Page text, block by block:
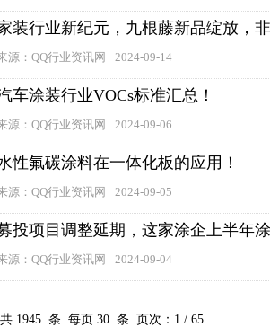
装行业新纪元，九根藤新品绽放，
源：QQ行业资讯网 2024-09-14
车涂装行业VOCs标准汇总！
源：QQ行业资讯网 2024-09-06
性氟碳涂料在一体化板的应用！
源：QQ行业资讯网 2024-09-05
投项目调整延期，这家涂企上半年
源：QQ行业资讯网 2024-09-04
共 1945 条 每页 30 条 页次： 1 / 65